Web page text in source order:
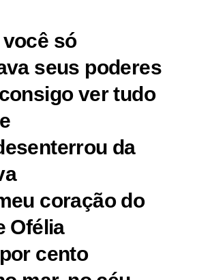
só
seus poderes
ver tudo
da
coração do
Ofélia
cento